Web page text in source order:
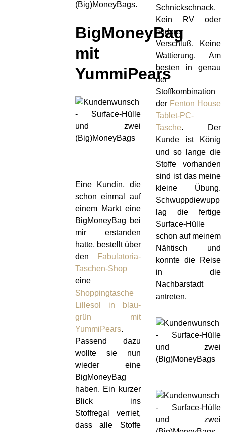
(Big)MoneyBags.
BigMoneyBag
mit
YummiPears
Eine Kundin, die
schon einmal auf
einem Markt eine
BigMoneyBag bei
mir erstanden
hatte, bestellt über
den
Fabulatoria-
Taschen-Shop
eine
Shoppingtasche
Lillesol in blau-
grün mit
YummiPears.
Passend dazu
wollte sie nun
wieder eine
BigMoneyBag
haben. Ein kurzer
Blick ins
Stoffregal verriet,
dass alle Stoffe
Schnickschnack.
Kein RV oder
anderer
Verschluß. Keine
Wattierung. Am
besten in genau
der
Stoffkombination
der Fenton House
Tablet-PC-
Tasche. Der
Kunde ist König
und so lange die
Stoffe vorhanden
sind ist das meine
kleine Übung.
Schwuppdiewupp
lag die fertige
Surface-Hülle
schon auf meinem
Nähtisch und
konnte die Reise
in die
Nachbarstadt
antreten.